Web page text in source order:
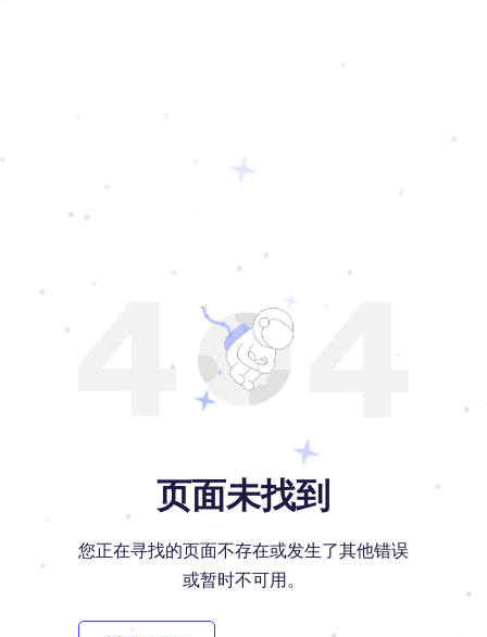
页面未找到
您正在寻找的页面不存在或发生了其他错误
或暂时不可用。